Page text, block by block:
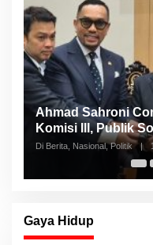
Ahmad Sahroni
Komisi III, Publik
Di Berita, Nasional, Politik |
Gaya Hidup